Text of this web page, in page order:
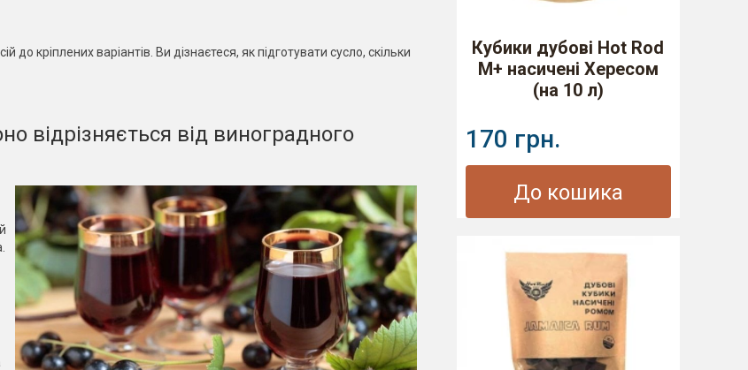
до кріплених варіантів. Ви дізнаєтеся, як підготувати сусло, скільки
відрізняється від виноградного
Кубики дубові Hot Rod
M+ насичені Хересом
(на 10 л)
170 грн.
До кошика